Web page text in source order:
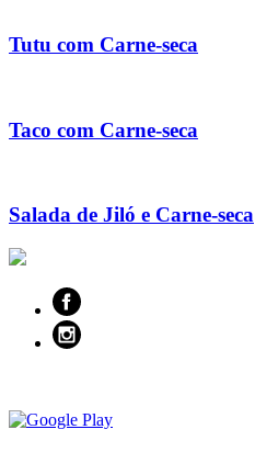
Tutu com Carne-seca
Taco com Carne-seca
Salada de Jiló e Carne-seca